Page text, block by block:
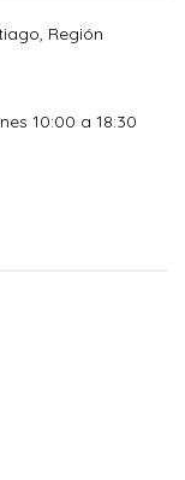
Región
10:00 a 18:30